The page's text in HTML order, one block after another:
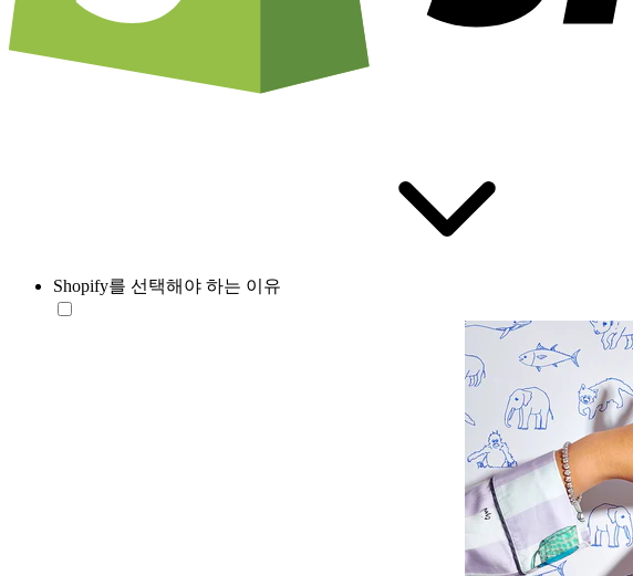
Shopify를 선택해야 하는 이유